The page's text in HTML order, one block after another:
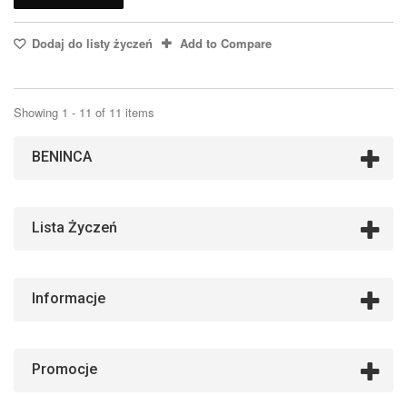
Dodaj do listy życzeń Add to Compare
Showing 1 - 11 of 11 items
BENINCA
Lista Życzeń
Informacje
Promocje